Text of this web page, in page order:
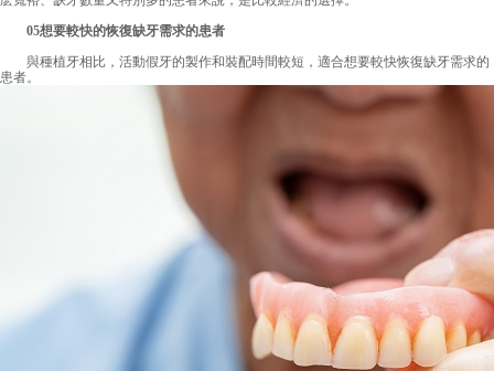
05想要較快的恢復缺牙需求的患者
與種植牙相比，活動假牙的製作和裝配時間較短，適合想要較快恢復缺牙需求的
患者。